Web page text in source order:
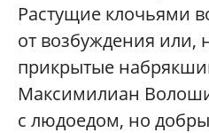
Растущие клочьями
от возбуждения или,
прикрытые
Максимилиан
с людоедом, но